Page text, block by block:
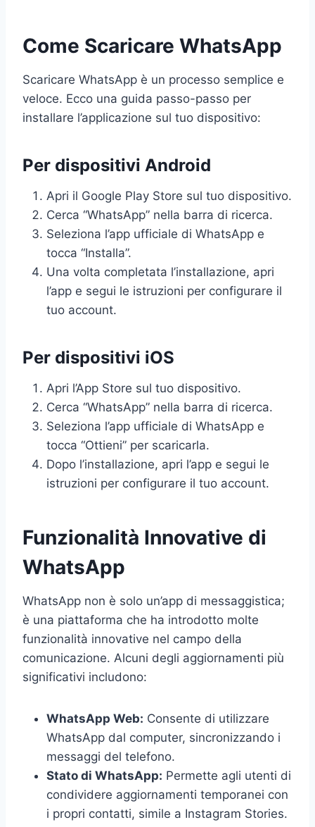
Come Scaricare WhatsApp
Scaricare WhatsApp è un processo semplice e
veloce. Ecco una guida passo-passo per
installare l’applicazione sul tuo dispositivo:
Per dispositivi Android
Apri il Google Play Store sul tuo dispositivo.
Cerca “WhatsApp” nella barra di ricerca.
Seleziona l’app ufficiale di WhatsApp e
tocca “Installa”.
Una volta completata l’installazione, apri
l’app e segui le istruzioni per configurare il
tuo account.
Per dispositivi iOS
Apri l’App Store sul tuo dispositivo.
Cerca “WhatsApp” nella barra di ricerca.
Seleziona l’app ufficiale di WhatsApp e
tocca “Ottieni” per scaricarla.
Dopo l’installazione, apri l’app e segui le
istruzioni per configurare il tuo account.
Funzionalità Innovative di
WhatsApp
WhatsApp non è solo un’app di messaggistica;
è una piattaforma che ha introdotto molte
funzionalità innovative nel campo della
comunicazione. Alcuni degli aggiornamenti più
significativi includono:
WhatsApp Web: Consente di utilizzare
WhatsApp dal computer, sincronizzando i
messaggi del telefono.
Stato di WhatsApp: Permette agli utenti di
condividere aggiornamenti temporanei con
i propri contatti, simile a Instagram Stories.